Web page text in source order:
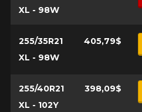
XL - 98W
255/35R21
XL - 98W
405,79$
255/40R21
XL - 102Y
398,09$